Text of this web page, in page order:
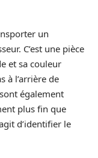
un
C’est une pièce
et sa couleur
à l’arrière de
également
plus fin que
d’identifier le